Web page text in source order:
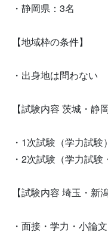
・静岡県：3名
【地域枠の条件】
・出身地は問わない
【試験内容 茨城・静
・1次試験（学力試験）
・2次試験（学力試験
【試験内容 埼玉・新
・面接・学力・小論文